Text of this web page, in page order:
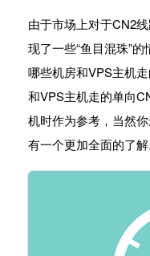
由于市场上对于CN2
现了一些“鱼目混珠”
哪些机房和VPS主机
和VPS主机走的单向
机时作为参考，当然
有一个更加全面的了解